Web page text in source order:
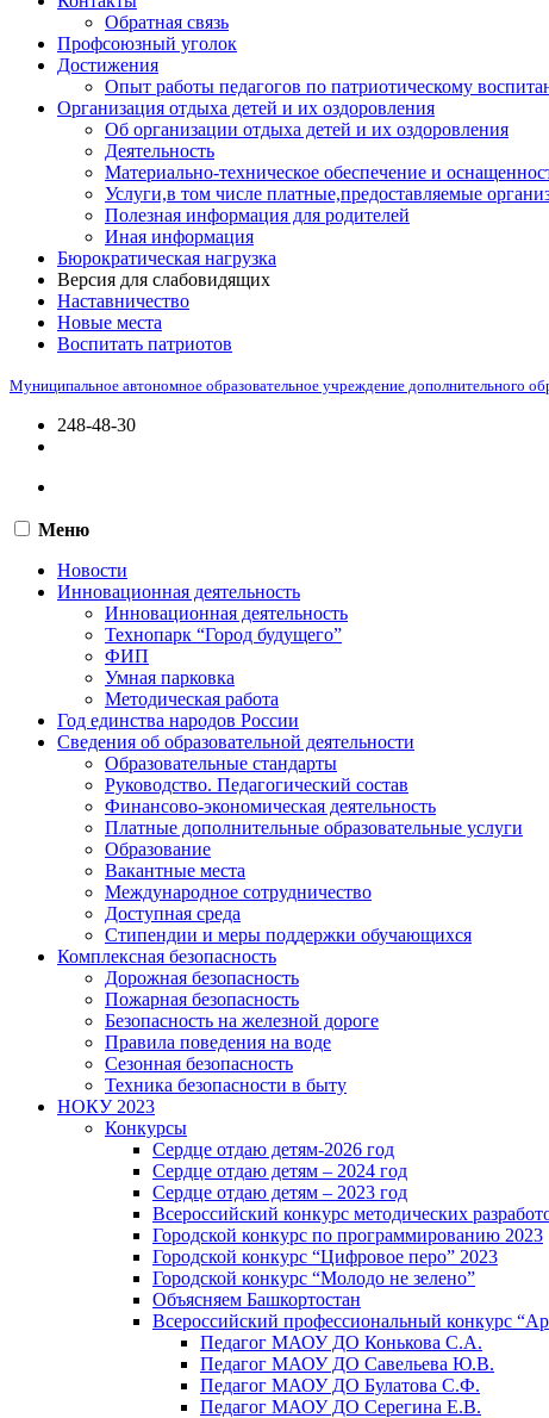
Обратная связь
Профсоюзный уголок
Достижения
Опыт работы педагогов по патриотическому
Организация отдыха детей и их оздоровления
Об организации отдыха детей и их оздоровления
Деятельность
Материально-техническое обеспечение и
Услуги,в том числе платные,предоставляемые
Полезная информация для родителей
Иная информация
Бюрократическая нагрузка
Версия для слабовидящих
Наставничество
Новые места
Воспитать патриотов
Муниципальное автономное образовательное учреждение дополнительного
248-48-30
Меню
Новости
Инновационная деятельность
Инновационная деятельность
Технопарк “Город будущего”
ФИП
Умная парковка
Методическая работа
Год единства народов России
Сведения об образовательной деятельности
Образовательные стандарты
Руководство. Педагогический состав
Финансово-экономическая деятельность
Платные дополнительные образовательные услуги
Образование
Вакантные места
Международное сотрудничество
Доступная среда
Стипендии и меры поддержки обучающихся
Комплексная безопасность
Дорожная безопасность
Пожарная безопасность
Безопасность на железной дороге
Правила поведения на воде
Сезонная безопасность
Техника безопасности в быту
НОКУ 2023
Конкурсы
Сердце отдаю детям-2026 год
Сердце отдаю детям – 2024 год
Сердце отдаю детям – 2023 год
Всероссийский конкурс методических
Городской конкурс по программированию 2023
Городской конкурс “Цифровое перо” 2023
Городской конкурс “Молодо не зелено”
Объясняем Башкортостан
Всероссийский профессиональный конкурс
Педагог МАОУ ДО Конькова С.А.
Педагог МАОУ ДО Савельева Ю.В.
Педагог МАОУ ДО Булатова С.Ф.
Педагог МАОУ ДО Серегина Е.В.